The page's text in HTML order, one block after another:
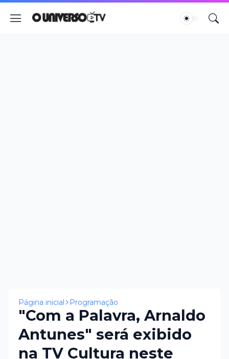
Página inicial Programação
"Com a Palavra, Arnaldo
Antunes" será exibido
na TV Cultura neste